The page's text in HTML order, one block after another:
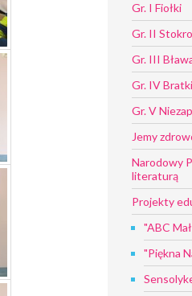
Gr. I Fiołki
Gr. II
Gr. III
Gr. IV Bratki
Gr. V
Jemy
Narodowy
literaturą
Projekty
"ABC
"Piękna